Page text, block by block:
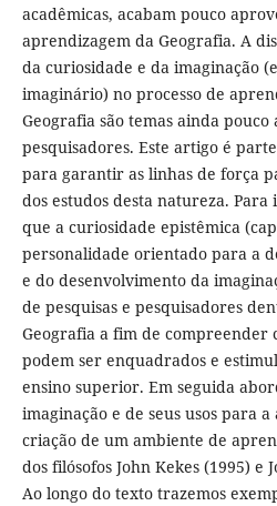
acadêmicas, acabam pouco
aprendizagem da Geografia. A
da curiosidade e da imaginação
imaginário) no processo de
Geografia são temas ainda
pesquisadores. Este artigo é
para garantir as linhas de força
dos estudos desta natureza. Para
que a curiosidade epistêmica
personalidade orientado para a
e do desenvolvimento da
de pesquisas e pesquisadores
Geografia a fim de compreender
podem ser enquadrados e
ensino superior. Em seguida
imaginação e de seus usos para
criação de um ambiente de
dos filósofos John Kekes (1995) e
Ao longo do texto trazemos